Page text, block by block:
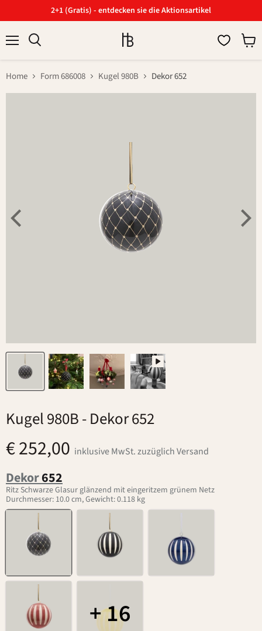
2+1 (Gratis) - entdecken sie die Aktionsartikel
Home Form 686008 Kugel 980B Dekor 652
Kugel 980B- Dekor 652
€ 252,00 inklusive MwSt. zuzüglich Versand
Dekor652
Ritz Schwarze Glasur glänzend mit eingeritzem grünem Netz
Durchmesser: 10.0 cm, Gewicht: 0.118 kg
+ 16